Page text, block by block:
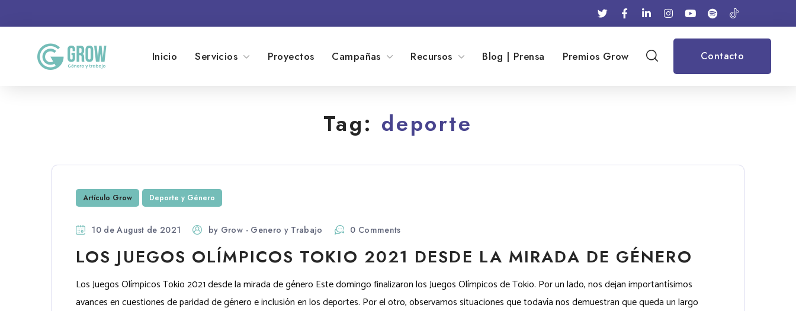
Inicio Servicios Proyectos Campañas Recursos Blog | Prensa Premios Grow Contacto
Tag: deporte
Artículo Grow Deporte y Género
10 de August de 2021 by Grow - Genero y Trabajo 0 Comments
LOS JUEGOS OLÍMPICOS TOKIO 2021 DESDE LA MIRADA DE GÉNERO
Los Juegos Olímpicos Tokio 2021 desde la mirada de género Este domingo finalizaron los Juegos Olímpicos de Tokio. Por un lado, nos dejan importantísimos
avances en cuestiones de paridad de género e inclusión en los deportes. Por el otro, observamos situaciones que todavía nos demuestran que queda un largo